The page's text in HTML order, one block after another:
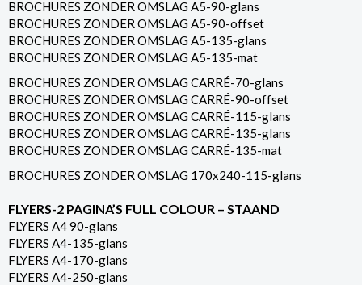
BROCHURES ZONDER OMSLAG A5-90-glans
BROCHURES ZONDER OMSLAG A5-90-offset
BROCHURES ZONDER OMSLAG A5-135-glans
BROCHURES ZONDER OMSLAG A5-135-mat
BROCHURES ZONDER OMSLAG CARRÉ-70-glans
BROCHURES ZONDER OMSLAG CARRÉ-90-offset
BROCHURES ZONDER OMSLAG CARRÉ-115-glans
BROCHURES ZONDER OMSLAG CARRÉ-135-glans
BROCHURES ZONDER OMSLAG CARRÉ-135-mat
BROCHURES ZONDER OMSLAG 170x240-115-glans
FLYERS-2 PAGINA’S FULL COLOUR – STAAND
FLYERS A4 90-glans
FLYERS A4-135-glans
FLYERS A4-170-glans
FLYERS A4-250-glans